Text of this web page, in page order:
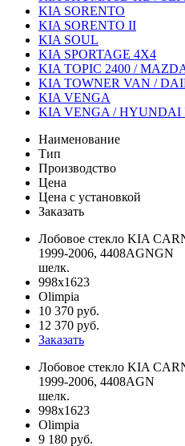
KIA SORENTO
KIA SORENTO II
KIA SOUL
KIA SPORTAGE 4X4
KIA TOPIC 2400 /
KIA TOWNER VAN /
KIA VENGA
KIA VENGA / HYUNDAI
Наименование
Тип
Производство
Цена
Цена c установкой
Заказать
Лобовое стекло KIA
1999-2006, 4408AGNGN
шелк.
998x1623
Olimpia
10 370 руб.
12 370 руб.
Заказать
Лобовое стекло KIA
1999-2006, 4408AGN
шелк.
998x1623
Olimpia
9 180 руб.